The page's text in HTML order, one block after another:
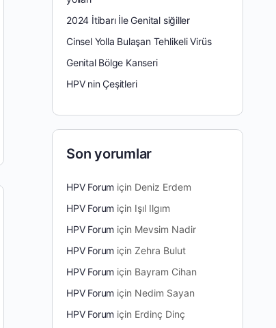
2024 İtibarı İle Genital siğiller
Cinsel Yolla Bulaşan Tehlikeli Virüs
Genital Bölge Kanseri
HPV nin Çeşitleri
Son yorumlar
HPV Forum için Deniz Erdem
HPV Forum için Işıl Ilgım
HPV Forum için Mevsim Nadir
HPV Forum içinZehra Bulut
HPV Forum için Bayram Cihan
HPV Forum için Nedim Sayan
HPV Forum için Erdinç Dinç